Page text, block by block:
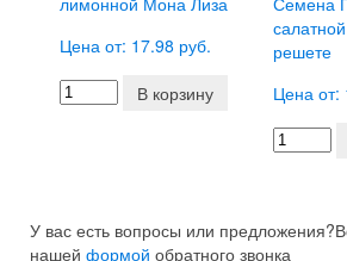
Цена от: 17.98 руб.
В корзину
решете
Цена от:
У вас есть вопросы или предложения?
нашей формой обратного звонка